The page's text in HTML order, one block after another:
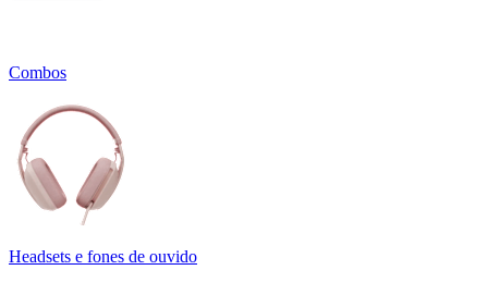
Combos
Headsets e fones de ouvido